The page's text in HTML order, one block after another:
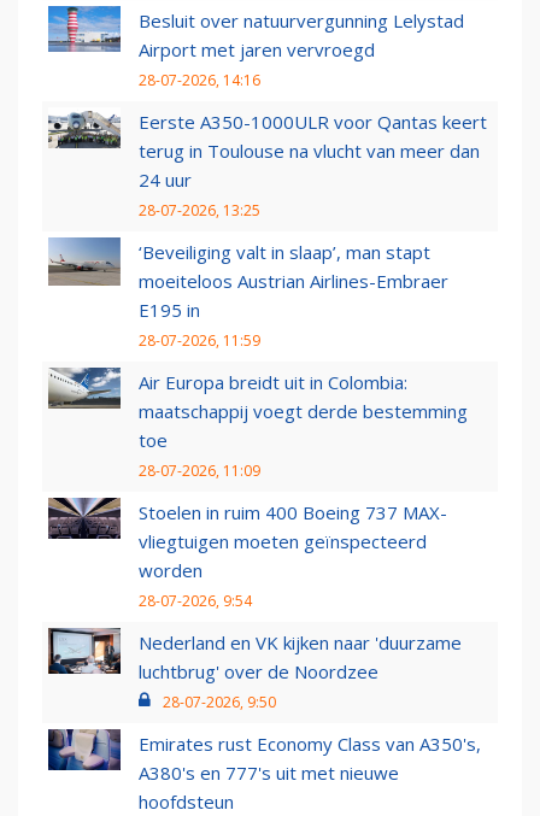
Besluit over natuurvergunning Lelystad
Airport met jaren vervroegd
28-07-2026, 14:16
Eerste A350-1000ULR voor Qantas keert
terug in Toulouse na vlucht van meer dan
24 uur
28-07-2026, 13:25
‘Beveiliging valt in slaap’, man stapt
moeiteloos Austrian Airlines-Embraer
E195 in
28-07-2026, 11:59
Air Europa breidt uit in Colombia:
maatschappij voegt derde bestemming
toe
28-07-2026, 11:09
Stoelen in ruim 400 Boeing 737 MAX-
vliegtuigen moeten geïnspecteerd
worden
28-07-2026, 9:54
Nederland en VK kijken naar 'duurzame
luchtbrug' over de Noordzee
28-07-2026, 9:50
Emirates rust Economy Class van A350's,
A380's en 777's uit met nieuwe
hoofdsteun